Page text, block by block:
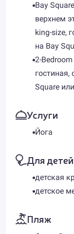
Bay
верхнем
king-size,
на Bay
2-
гостиная,
Square
Услуги
Йога
Для детей
детская
детское
Пляж